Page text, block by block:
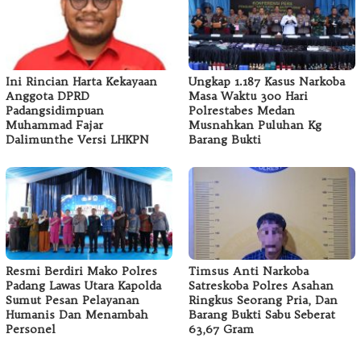
Ini Rincian Harta Kekayaan
Anggota DPRD
Padangsidimpuan
Muhammad Fajar
Dalimunthe Versi LHKPN
Ungkap 1.187 Kasus Narkoba
Masa Waktu 300 Hari
Polrestabes Medan
Musnahkan Puluhan Kg
Barang Bukti
Resmi Berdiri Mako Polres
Padang Lawas Utara Kapolda
Sumut Pesan Pelayanan
Humanis Dan Menambah
Personel
Timsus Anti Narkoba
Satreskoba Polres Asahan
Ringkus Seorang Pria, Dan
Barang Bukti Sabu Seberat
63,67 Gram